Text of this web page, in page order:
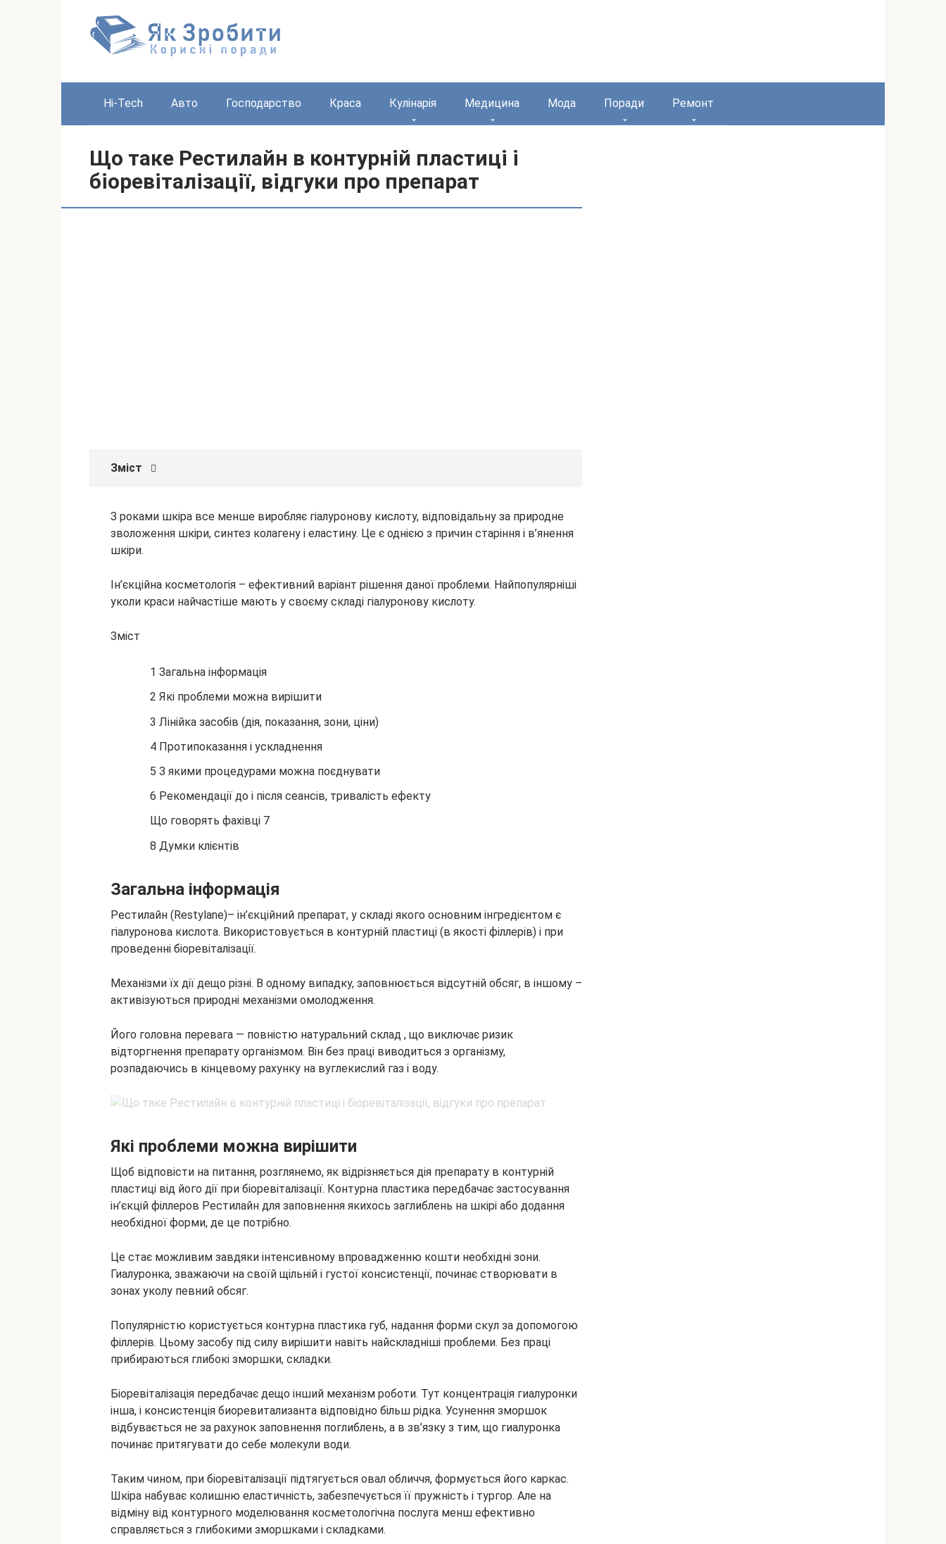
Hi-Tech Авто Господарство Краса Кулінарія Медицина Мода Поради Ремонт
Що таке Рестилайн в контурній пластиці і
біоревіталізації, відгуки про препарат
Зміст
З роками шкіра все менше виробляє гіалуронову кислоту, відповідальну за природне
зволоження шкіри, синтез колагену і еластину. Це є однією з причин старіння і в’янення
шкіри.
Ін’єкційна косметологія – ефективний варіант рішення даної проблеми. Найпопулярніші
уколи краси найчастіше мають у своєму складі гіалуронову кислоту.
Зміст
1 Загальна інформація
2 Які проблеми можна вирішити
3 Лінійка засобів (дія, показання, зони, ціни)
4 Протипоказання і ускладнення
5 З якими процедурами можна поєднувати
6 Рекомендації до і після сеансів, тривалість ефекту
Що говорять фахівці 7
8 Думки клієнтів
Загальна інформація
Рестилайн (Restylane)– ін’єкційний препарат, у складі якого основним інгредієнтом є
гіалуронова кислота. Використовується в контурній пластиці (в якості філлерів) і при
проведенні біоревіталізації.
Механізми їх дії дещо різні. В одному випадку, заповнюється відсутній обсяг, в іншому –
активізуються природні механізми омолодження.
Його головна перевага — повністю натуральний склад , що виключає ризик
відторгнення препарату організмом. Він без праці виводиться з організму,
розпадаючись в кінцевому рахунку на вуглекислий газ і воду.
Які проблеми можна вирішити
Щоб відповісти на питання, розглянемо, як відрізняється дія препарату в контурній
пластиці від його дії при біоревіталізації. Контурна пластика передбачає застосування
ін’єкцій філлеров Рестилайн для заповнення якихось заглиблень на шкірі або додання
необхідної форми, де це потрібно.
Це стає можливим завдяки інтенсивному впровадженню кошти необхідні зони.
Гиалуронка, зважаючи на своїй щільній і густої консистенції, починає створювати в
зонах уколу певний обсяг.
Популярністю користується контурна пластика губ, надання форми скул за допомогою
філлерів. Цьому засобу під силу вирішити навіть найскладніші проблеми. Без праці
прибираються глибокі зморшки, складки.
Біоревіталізація передбачає дещо інший механізм роботи. Тут концентрація гиалуронки
інша, і консистенція биоревитализанта відповідно більш рідка. Усунення зморшок
відбувається не за рахунок заповнення поглиблень, а в зв’язку з тим, що гиалуронка
починає притягувати до себе молекули води.
Таким чином, при біоревіталізації підтягується овал обличчя, формується його каркас.
Шкіра набуває колишню еластичність, забезпечується її пружність і тургор. Але на
відміну від контурного моделювання косметологічна послуга менш ефективно
справляється з глибокими зморшками і складками.